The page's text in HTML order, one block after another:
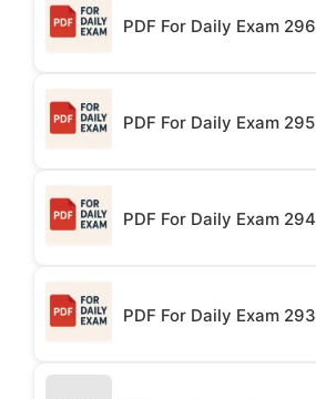
PDF For Daily Exam 296
PDF For Daily Exam 295
PDF For Daily Exam 294
PDF For Daily Exam 293